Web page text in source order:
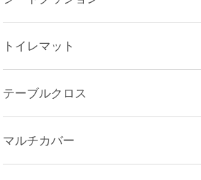
トイレマット
テーブルクロス
マルチカバー